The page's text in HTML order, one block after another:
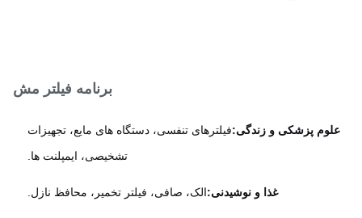
برنامه فیلتر مش
پزشکی و زندگی:فیلترهای تنفسی، دستگاه های مایع، تجهیزات
تشخیصی، ایمپلنت ها.
غذا و نوشیدنی:الک، صافی، فیلتر تخمیر، محافظ نازل.